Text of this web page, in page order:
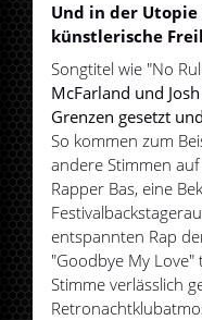
Und in der
künstlerische
Songtitel wie "No
McFarland und
Grenzen gesetzt
So kommen zum
andere Stimmen
Rapper Bas, eine
entspannten Rap
"Goodbye My
Stimme verlässlich